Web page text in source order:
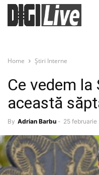
Home Știri Interne
Ce vedem la
această
By Adrian Barbu - 25 februarie